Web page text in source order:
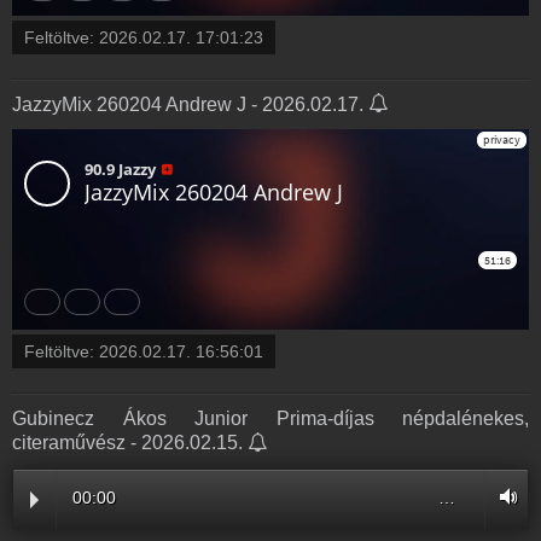
Feltöltve: 2026.02.17. 17:01:23
JazzyMix 260204 Andrew J - 2026.02.17.
Feltöltve: 2026.02.17. 16:56:01
Gubinecz Ákos Junior Prima-díjas népdalénekes,
citeraművész - 2026.02.15.
00:00